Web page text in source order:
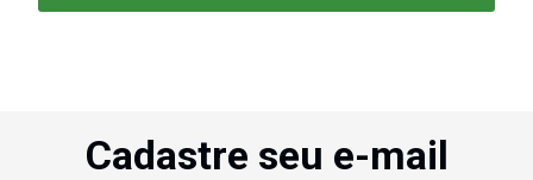
Cadastre seu e-mail